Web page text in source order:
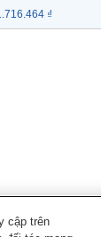
₫
cập trên